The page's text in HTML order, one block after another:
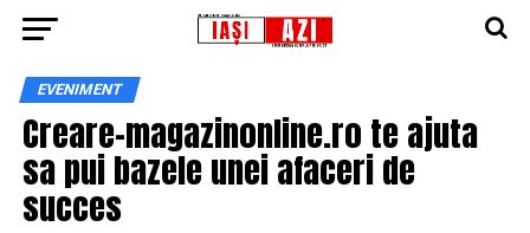
EVENIMENT
Creare-magazinonline.ro te ajuta
sa pui bazele unei afaceri de
succes